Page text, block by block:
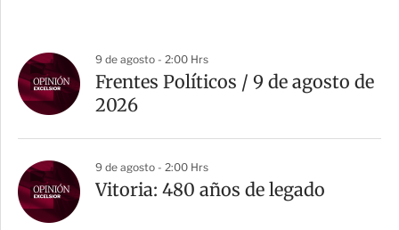
9 de agosto - 2:00 Hrs
Frentes Políticos / 9 de agosto de
2026
9 de agosto - 2:00 Hrs
Vitoria: 480 años de legado